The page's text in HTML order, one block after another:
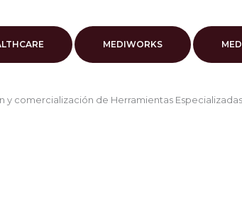
MEDIWORKS
comercialización de Herramientas